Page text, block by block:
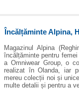
Încălțăminte Alpina,
Magazinul Alpina
încălțăminte pentru
a Omniwear Group, o
realizat în Olanda, iar
mereu colecții noi și
multe detalii și pentru a